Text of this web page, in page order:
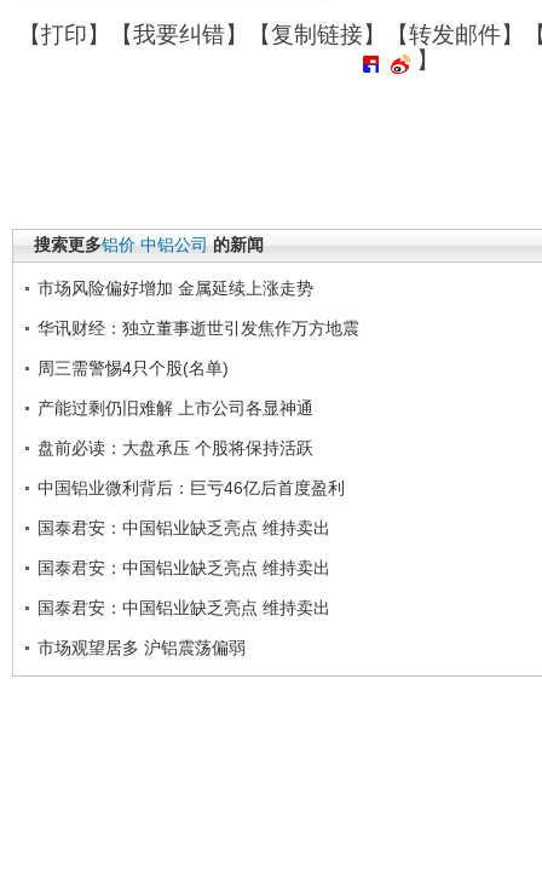
【打印】【我要纠错】【复制链接】【转发邮件】
】
搜索更多铝价 中铝公司 的新闻
市场风险偏好增加 金属延续上涨走势
华讯财经：独立董事逝世引发焦作万方地震
周三需警惕4只个股(名单)
产能过剩仍旧难解 上市公司各显神通
盘前必读：大盘承压 个股将保持活跃
中国铝业微利背后：巨亏46亿后首度盈利
国泰君安：中国铝业缺乏亮点 维持卖出
国泰君安：中国铝业缺乏亮点 维持卖出
国泰君安：中国铝业缺乏亮点 维持卖出
市场观望居多 沪铝震荡偏弱